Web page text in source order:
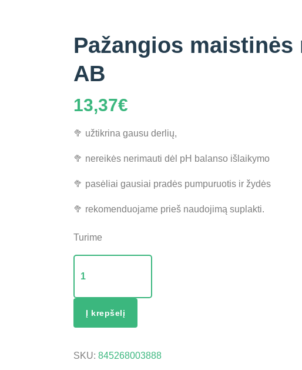
Pažangios maistinės
AB
13,37€
🥦 užtikrina gausu derlių,
🥦 nereikės nerimauti dėl pH balanso išlaikymo
🥦 pasėliai gausiai pradės pumpuruotis ir žydės
🥦 rekomenduojame prieš naudojimą suplakti.
Turime
Į krepšelį
SKU: 845268003888